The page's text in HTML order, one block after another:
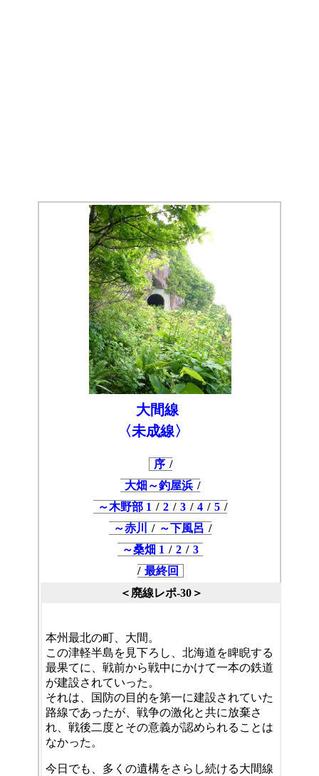
大間線
〈未成線〉
序 /
大畑～釣屋浜 /
～木野部 1 / 2 / 3 / 4 / 5 /
～赤川
/ ～下風呂 /
～桑畑 1 / 2 / 3
/ 最終回
＜廃線レポ-30＞
本州最北の町、大間。
この津軽半島を見下ろし、北海道を睥睨する
最果てに、戦前から戦中にかけて一本の鉄道
が建設されていった。
それは、国防の目的を第一に建設されていた
路線であったが、戦争の激化と共に放棄さ
れ、戦後二度とその意義が認められることは
なかった。
今日でも、多くの遺構をさらし続ける大間線